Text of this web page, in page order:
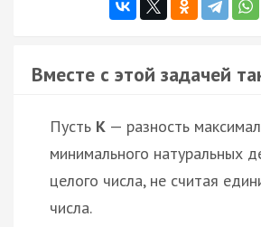
Вместе с этой задачей
Пусть K — разность
минимального натуральных
целого числа, не считая
числа.